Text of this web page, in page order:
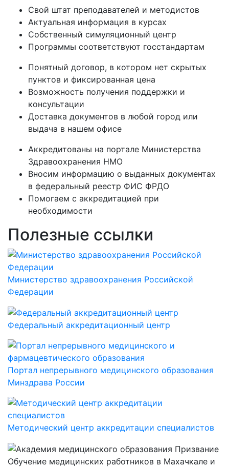
Свой штат преподавателей и методистов
Актуальная информация в курсах
Собственный симуляционный центр
Программы соответствуют госстандартам
Понятный договор, в котором нет скрытых
пунктов и фиксированная цена
Возможность получения поддержки и
консультации
Доставка документов в любой город или
выдача в нашем офисе
Аккредитованы на портале Министерства
Здравоохранения НМО
Вносим информацию о выданных документах
в федеральный реестр ФИС ФРДО
Помогаем с аккредитацией при
необходимости
Полезные ссылки
Министерство здравоохранения Российской
Федерации
Федеральный аккредитационный центр
Портал непрерывного медицинского образования
Минздрава России
Методический центр аккредитации специалистов
Обучение медицинских работников в Махачкале и